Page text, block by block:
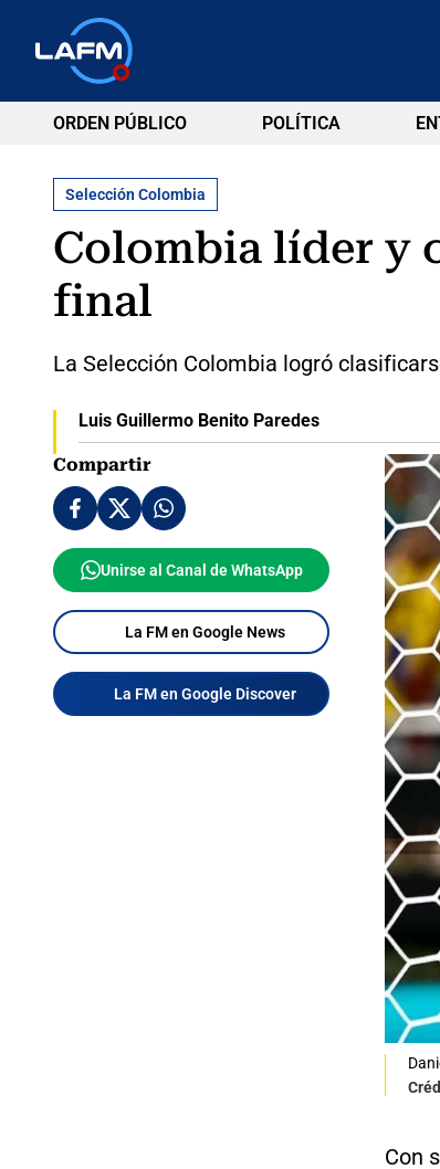
ORDEN PÚBLICO POLÍTICA
Selección Colombia
Colombia líder y
final
La Selección Colombia logró
Luis Guillermo Benito Paredes
Compartir
Unirse al Canal de WhatsApp
La FM en Google News
La FM en Google Discover
Con